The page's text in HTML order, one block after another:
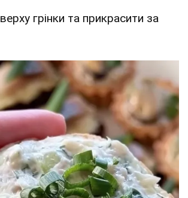
грінки та прикрасити за